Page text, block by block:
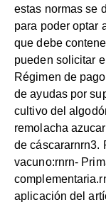
estas normas se
para poder optar
que debe
pueden solicitar
Régimen de
de ayudas por
cultivo del
remolacha
de cáscararnrn3.
vacuno:rnrn-
aplicación del